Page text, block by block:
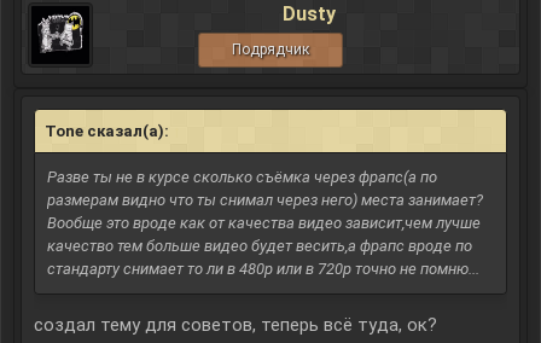
Dusty
Подрядчик
Tone сказал(а):
Разве ты не в курсе сколько съёмка через фрапс(а по
размерам видно что ты снимал через него) места занимает?
Вообще это вроде как от качества видео зависит,чем лучше
качество тем больше видео будет весить,а фрапс вроде по
стандарту снимает то ли в 480p или в 720p точно не помню...
создал тему для советов, теперь всё туда, ок?